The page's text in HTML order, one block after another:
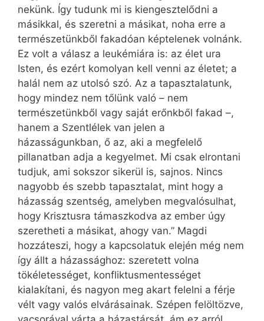
nekünk. Így tudunk mi is kiengesztelődni a
másikkal, és szeretni a másikat, noha erre a
természetünkből fakadóan képtelenek volnánk.
Ez volt a válasz a leukémiára is: az élet ura
Isten, és ezért komolyan kell venni az életet; a
halál nem az utolsó szó. Az a tapasztalatunk,
hogy mindez nem tőlünk való – nem
természetünkből vagy saját erőnkből fakad –,
hanem a Szentlélek van jelen a
házasságunkban, ő az, aki a megfelelő
pillanatban adja a kegyelmet. Mi csak elrontani
tudjuk, ami sokszor sikerül is, sajnos. Nincs
nagyobb és szebb tapasztalat, mint hogy a
házasság szentség, amelyben megvalósulhat,
hogy Krisztusra támaszkodva az ember úgy
szeretheti a másikat, ahogy van.” Magdi
hozzáteszi, hogy a kapcsolatuk elején még nem
így állt a házassághoz: szeretett volna
tökéletességet, konfliktusmentességet
kialakítani, és nagyon meg akart felelni a férje
vélt vagy valós elvárásainak. Szépen felöltözve,